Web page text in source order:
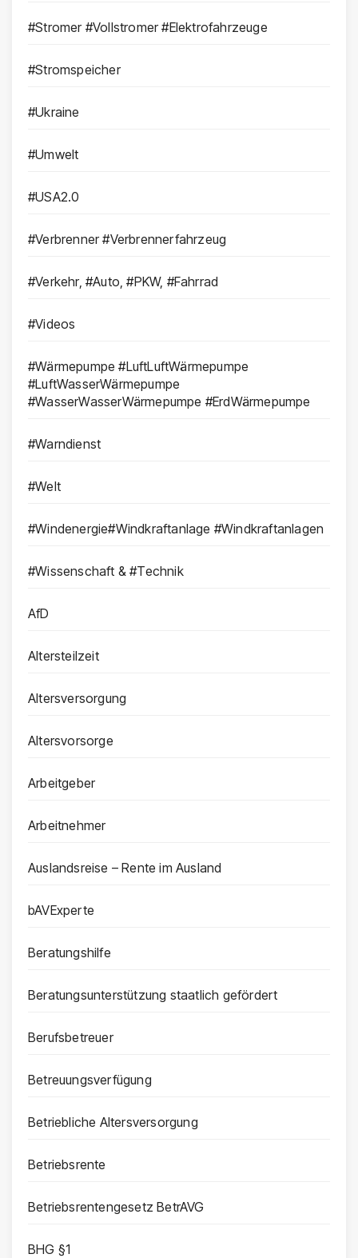
#Stromer #Vollstromer #Elektrofahrzeuge
#Stromspeicher
#Ukraine
#Umwelt
#USA2.0
#Verbrenner #Verbrennerfahrzeug
#Verkehr, #Auto, #PKW, #Fahrrad
#Videos
#Wärmepumpe #LuftLuftWärmepumpe
#LuftWasserWärmepumpe
#WasserWasserWärmepumpe #ErdWärmepumpe
#Warndienst
#Welt
#Windenergie#Windkraftanlage #Windkraftanlagen
#Wissenschaft & #Technik
AfD
Altersteilzeit
Altersversorgung
Altersvorsorge
Arbeitgeber
Arbeitnehmer
Auslandsreise – Rente im Ausland
bAVExperte
Beratungshilfe
Beratungsunterstützung staatlich gefördert
Berufsbetreuer
Betreuungsverfügung
Betriebliche Altersversorgung
Betriebsrente
Betriebsrentengesetz BetrAVG
BHG §1